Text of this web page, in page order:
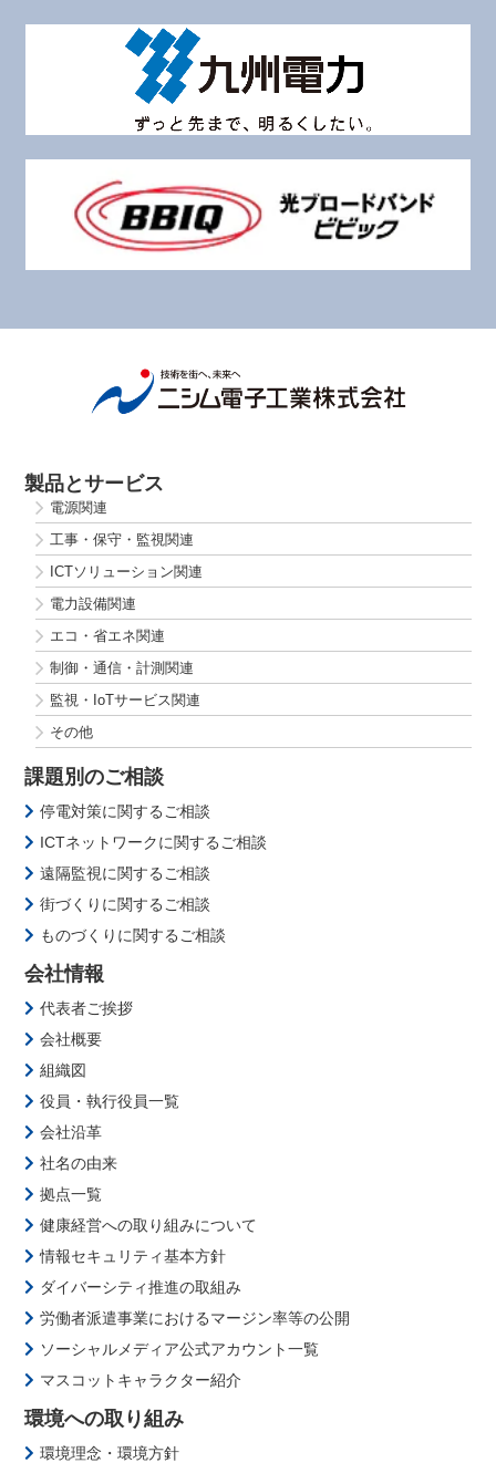
製品とサービス
電源関連
工事・保守・監視関連
ICTソリューション関連
電力設備関連
エコ・省エネ関連
制御・通信・計測関連
監視・IoTサービス関連
その他
課題別のご相談
停電対策に関するご相談
ICTネットワークに関するご相談
遠隔監視に関するご相談
街づくりに関するご相談
ものづくりに関するご相談
会社情報
代表者ご挨拶
会社概要
組織図
役員・執行役員一覧
会社沿革
社名の由来
拠点一覧
健康経営への取り組みについて
情報セキュリティ基本方針
ダイバーシティ推進の取組み
労働者派遣事業におけるマージン率等の公開
ソーシャルメディア公式アカウント一覧
マスコットキャラクター紹介
環境への取り組み
環境理念・環境方針